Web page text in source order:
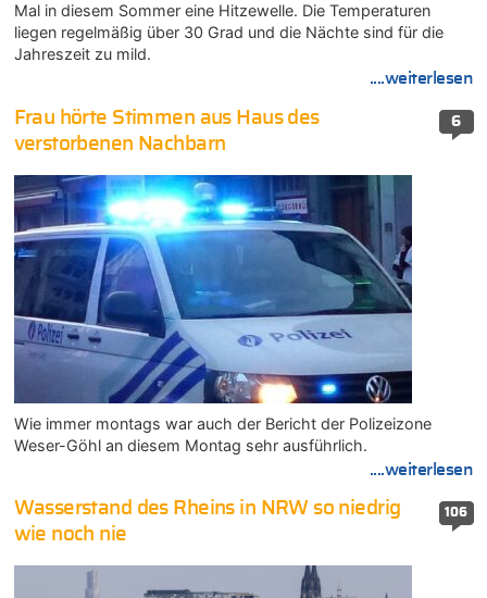
Mal in diesem Sommer eine Hitzewelle. Die Temperaturen
liegen regelmäßig über 30 Grad und die Nächte sind für die
Jahreszeit zu mild.
....weiterlesen
6
Frau hörte Stimmen aus Haus des
verstorbenen Nachbarn
Wie immer montags war auch der Bericht der Polizeizone
Weser-Göhl an diesem Montag sehr ausführlich.
....weiterlesen
106
Wasserstand des Rheins in NRW so niedrig
wie noch nie